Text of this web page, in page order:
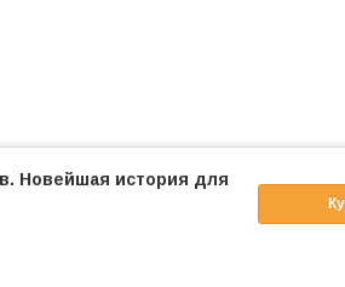
Новейшая история для